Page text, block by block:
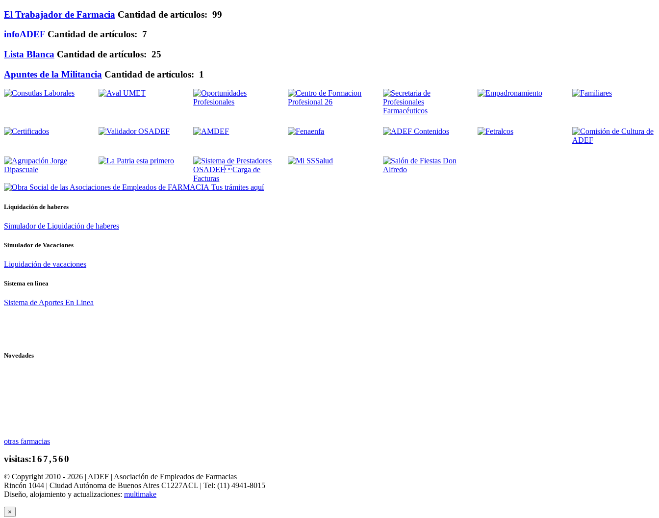
El Trabajador de Farmacia Cantidad de artículos: 99
infoADEF Cantidad de artículos: 7
Lista Blanca Cantidad de artículos: 25
Apuntes de la Militancia Cantidad de artículos: 1
Tus trámites aquí
Liquidación de haberes
Simulador de Liquidación de haberes
Simulador de Vacaciones
Liquidación de vacaciones
Sistema en linea
Sistema de Aportes En Linea
Novedades
otras farmacias
© Copyright 2010 - 2026 | ADEF | Asociación de Empleados de Farmacias
Rincón 1044 | Ciudad Autónoma de Buenos Aires C1227ACL | Tel: (11) 4941-8015
Diseño, alojamiento y actualizaciones: multimake
×